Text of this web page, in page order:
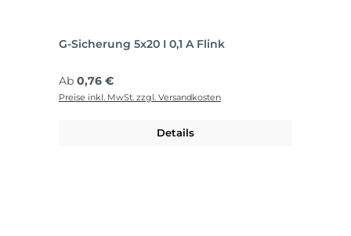
G-Sicherung 5x20 I 0,1 A Flink
Regulärer Preis:
Ab 0,76 €
Preise inkl. MwSt. zzgl. Versandkosten
Details